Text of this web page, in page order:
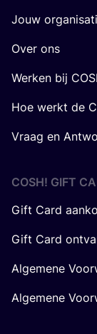
Jouw
Over ons
Werken bij
Hoe werkt de
Vraag en
COSH! GIFT
Gift Card
Gift Card
Algemene
Algemene